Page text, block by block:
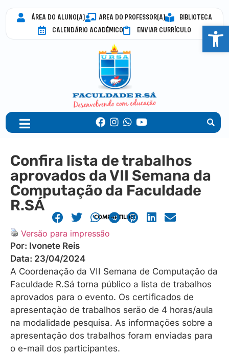
ÁREA DO ALUNO(A) AREA DO PROFESSOR(A)
BIBLIOTECA
CALENDÁRIO ACADÊMICO
ENVIAR CURRÍCULO
Confira lista de trabalhos
aprovados da VII Semana da
Computação da Faculdade
R.SÁ
COMPARTILHE!
Versão para impressão
Por: Ivonete Reis
Data: 23/04/2024
A Coordenação da VII Semana de Computação da
Faculdade R.Sá torna público a lista de trabalhos
aprovados para o evento. Os certificados de
apresentação de trabalhos serão de 4 horas/aula
na modalidade pesquisa. As informações sobre a
apresentação dos trabalhos foram enviadas para
o e-mail dos participantes.
Abrir